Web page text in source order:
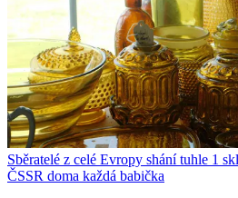
Sběratelé z celé Evropy shání tuhle 1
ČSSR doma každá babička